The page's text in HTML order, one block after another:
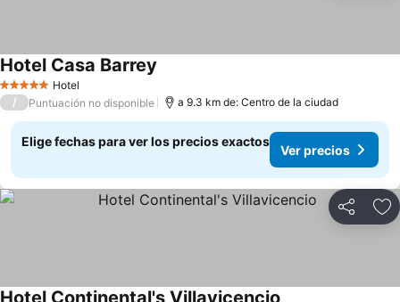
5 Estrellas Hotel
Hotel Casa Barrey
/ Puntuación no disponible a 9.3 km de: Centro de la ciudad
Elige fechas para ver los precios exactos
Ver precios
Compartir
Hotel Continental's Villavicencio